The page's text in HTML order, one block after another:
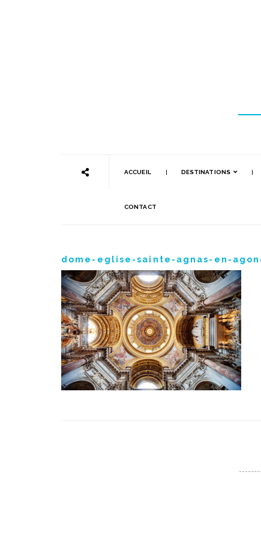
ACCUEIL DESTINATIONS
CONTACT
dome-eglise-sainte-agnas-en-